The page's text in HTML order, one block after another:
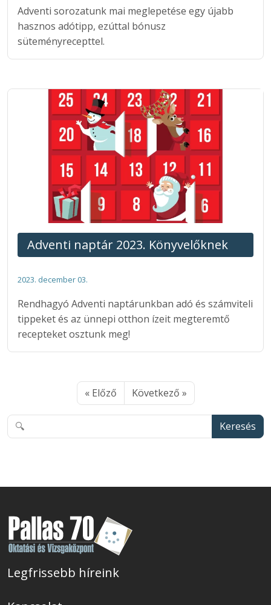
Adventi sorozatunk mai meglepetése egy újabb
hasznos adótipp, ezúttal bónusz
süteményrecepttel.
Adventi naptár 2023. Könyvelőknek
2023. december 03.
Rendhagyó Adventi naptárunkban adó és számviteli
tippeket és az ünnepi otthon ízeit megteremtő
recepteket osztunk meg!
« Előző Következő »
Keresés
Legfrissebb híreink